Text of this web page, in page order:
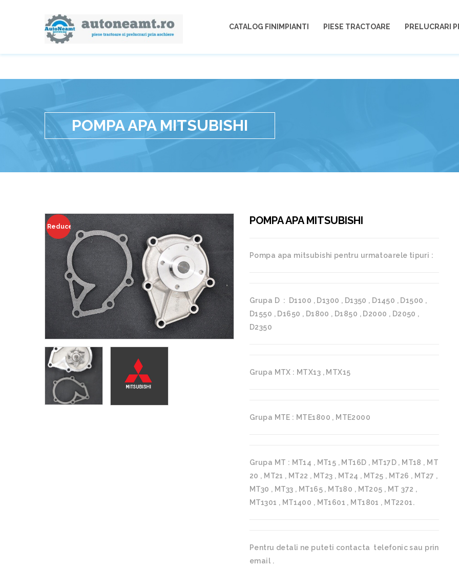
CATALOG FINIMPIANTI PIESE TRACTOARE PRELUCRARI
POMPA APA MITSUBISHI
Reduceri! POMPA APA MITSUBISHI
Pompa apa mitsubishi pentru urmatoarele tipuri :
Grupa D : D1100 , D1300 , D1350 , D1450 , D1500 ,
D1550 , D1650 , D1800 , D1850 , D2000 , D2050 ,
D2350
Grupa MTX : MTX13 , MTX15
Grupa MTE : MTE1800 , MTE2000
Grupa MT : MT14 , MT15 , MT16D , MT17D , MT18 , MT
20 , MT21 , MT22 , MT23 , MT24 , MT25 , MT26 , MT27 ,
MT30 , MT33 , MT165 , MT180 , MT205 , MT 372 ,
MT1301 , MT1400 , MT1601 , MT1801 , MT2201.
Pentru detali ne puteti contacta telefonic sau prin
email .